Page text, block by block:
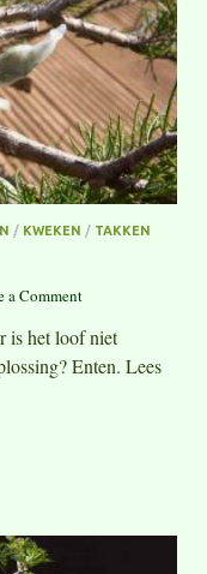
/ KWEKEN / TAKKEN
a Comment
is het loof niet
Enten. Lees